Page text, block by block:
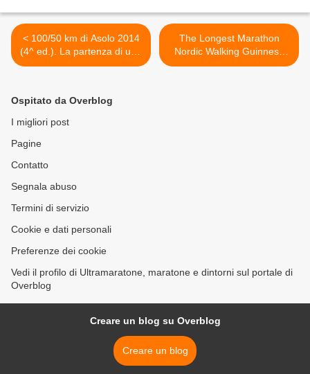
< 100/50 km di Asolo 2014
(4^ ed.). La partenza di una
Cento su strada sempre più
The Longest Marathon
Nordic Walking Guinness
Record Attempt.
Ospitato da Overblog
I migliori post
Pagine
Contatto
Segnala abuso
Termini di servizio
Cookie e dati personali
Preferenze dei cookie
Vedi il profilo di Ultramaratone, maratone e dintorni sul portale di
Overblog
Creare un blog su Overblog
Creare un blog